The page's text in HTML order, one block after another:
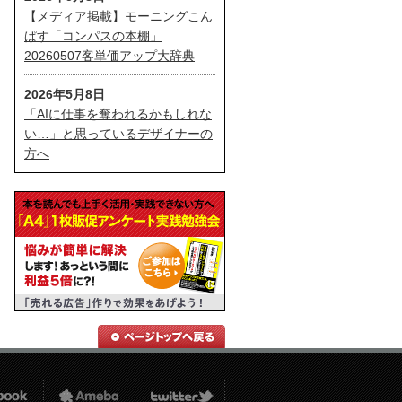
【メディア掲載】モーニングこん
ぱす「コンパスの本棚」
20260507客単価アップ大辞典
2026年5月8日
「AIに仕事を奪われるかもしれな
い…」と思っているデザイナーの
方へ